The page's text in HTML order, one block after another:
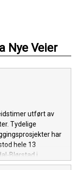
Nye Veier
utført av
Tydelige
har
hele 13
Blørstad i